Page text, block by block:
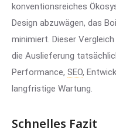
konventionsreiches
Design abzuwägen, das
minimiert. Dieser
die Auslieferung
Performance, SEO,
langfristige Wartung.
Schnelles Fazit